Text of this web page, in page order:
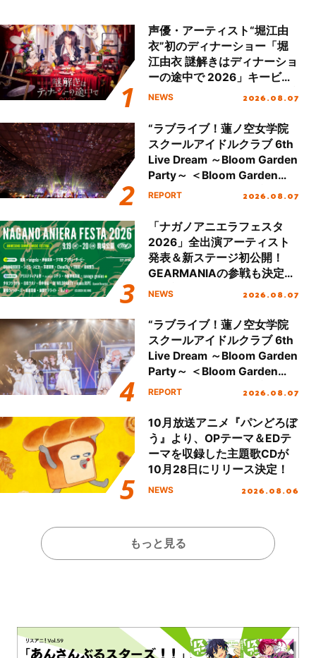
声優・アーティスト“堀江由
衣”初のディナーショー「堀
江由衣 謎解きはディナーショ
ーの途中で 2026」キービジ
ュアル＆グッズラインナップ
NEWS 2026.08.07
“ラブライブ！蓮ノ空女学院
スクールアイドルクラブ 6th
Live Dream ～Bloom Garden
Party～ ＜Bloom Garden
Party Stage／埼玉公演＞”
REPORT 2026.08.07
「ナガノアニエラフェスタ
2026」全出演アーティスト
発表＆新ステージ初公開！
GEARMANIAの参戦も決定
し、初となる第3ステージの
NEWS 2026.08.07
“ラブライブ！蓮ノ空女学院
スクールアイドルクラブ 6th
Live Dream ～Bloom Garden
Party～ ＜Bloom Garden
Party Stage／埼玉公演＞”
REPORT 2026.08.07
10月放送アニメ『パンどろぼ
う』より、OPテーマ＆EDテ
ーマを収録した主題歌CDが
10月28日にリリース決定！
NEWS 2026.08.06
もっと見る